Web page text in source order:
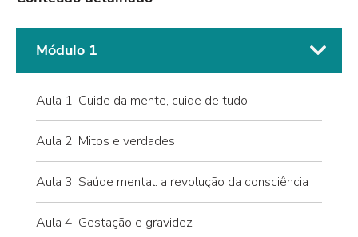
Módulo 1
Aula 1. Cuide da mente, cuide de tudo
Aula 2. Mitos e verdades
Aula 3. Saúde mental: a revolução da consciência
Aula 4. Gestação e gravidez